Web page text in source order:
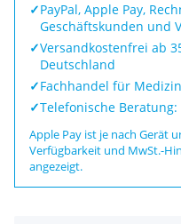
✓PayPal, Apple Pay,
Geschäftskunden und
✓Versandkostenfrei ab
Deutschland
✓Fachhandel für
✓Telefonische Beratung:
Apple Pay ist je nach Gerät
Verfügbarkeit und MwSt.-
angezeigt.